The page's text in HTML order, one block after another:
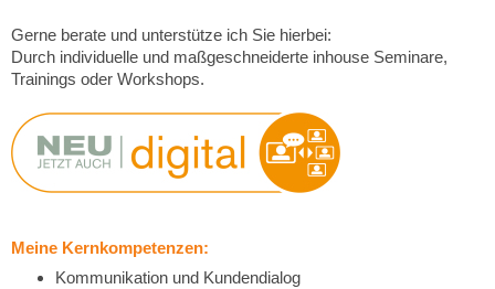
Gerne berate und unterstütze ich Sie hierbei:
Durch individuelle und maßgeschneiderte inhouse Seminare,
Trainings oder Workshops.
Meine Kernkompetenzen:
Kommunikation und Kundendialog